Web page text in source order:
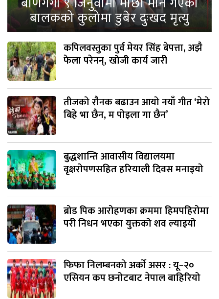
बालकको कुलोमा डुबेर दुःखद मृत्यु
कपिलवस्तुका पुर्व मेयर सिंह बेपत्ता, अझै
फेला परेनन्, खोजी कार्य जारी
तीजको रौनक बढाउन आयो नयाँ गीत ‘मेरो
बिहे भा छैन, म पोइला गा छैन’
बुद्धशान्ति आवासीय विद्यालयमा
वृक्षरोपणसहित हरियाली दिवस मनाइयो
ब्रोड पिक आरोहणका क्रममा हिमपहिरोमा
परी निधन भएका युक्तको शव ल्याइयो
फिफा निलम्बनको अर्को असर : यू–२०
एसियन कप छनोटबाट नेपाल बाहिरियो